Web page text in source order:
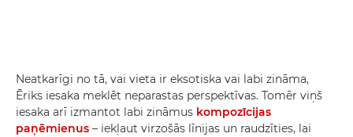
Neatkarīgi no tā, vai vieta ir eksotiska vai labi zināma,
Ēriks iesaka meklēt neparastas perspektīvas. Tomēr viņš
iesaka arī izmantot labi zināmus kompozīcijas
paņēmienus – iekļaut virzošās līnijas un raudzīties, lai